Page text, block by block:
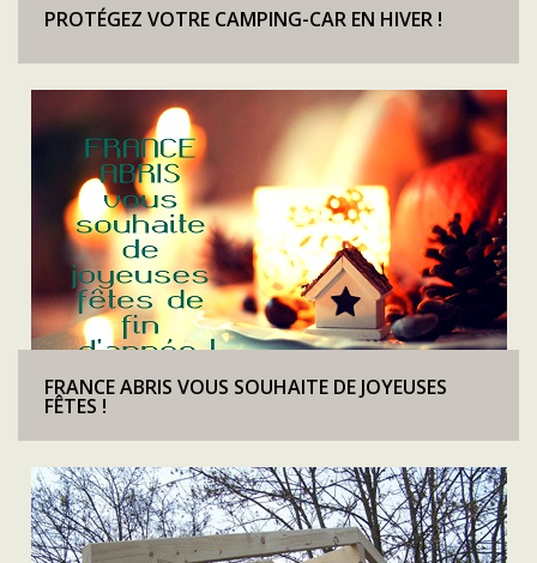
PROTÉGEZ VOTRE CAMPING-CAR EN HIVER !
FRANCE ABRIS VOUS SOUHAITE DE JOYEUSES
FÊTES !